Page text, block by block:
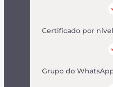
Certificado por
Grupo do